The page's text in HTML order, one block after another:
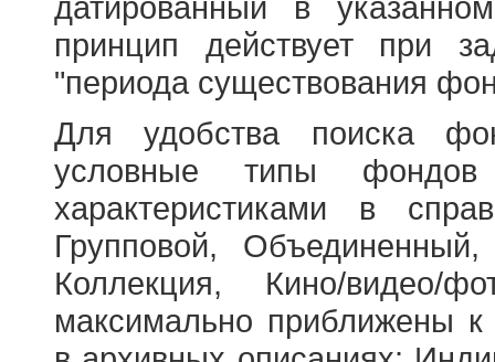
принцип действует при
"периода существования
Для удобства поиска
условные типы
характеристиками в
Групповой,
Коллекция, Кино/
максимально приближены